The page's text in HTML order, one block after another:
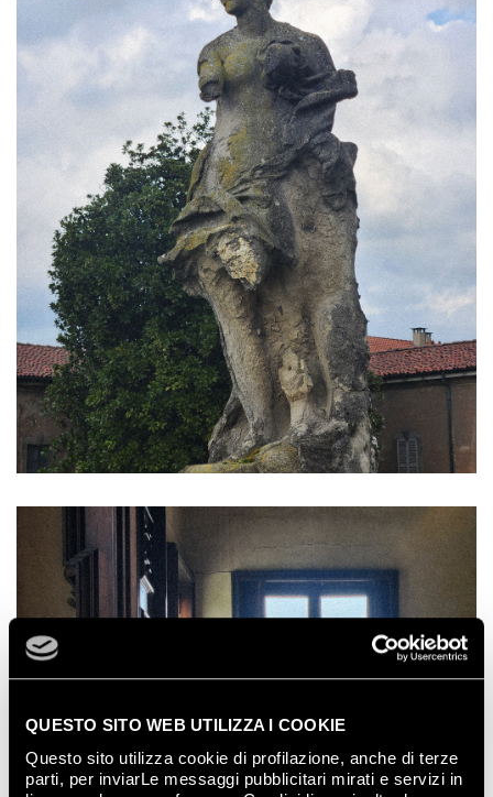
QUESTO SITO WEB UTILIZZA I COOKIE
Questo sito utilizza cookie di profilazione, anche di terze
parti, per inviarLe messaggi pubblicitari mirati e servizi in